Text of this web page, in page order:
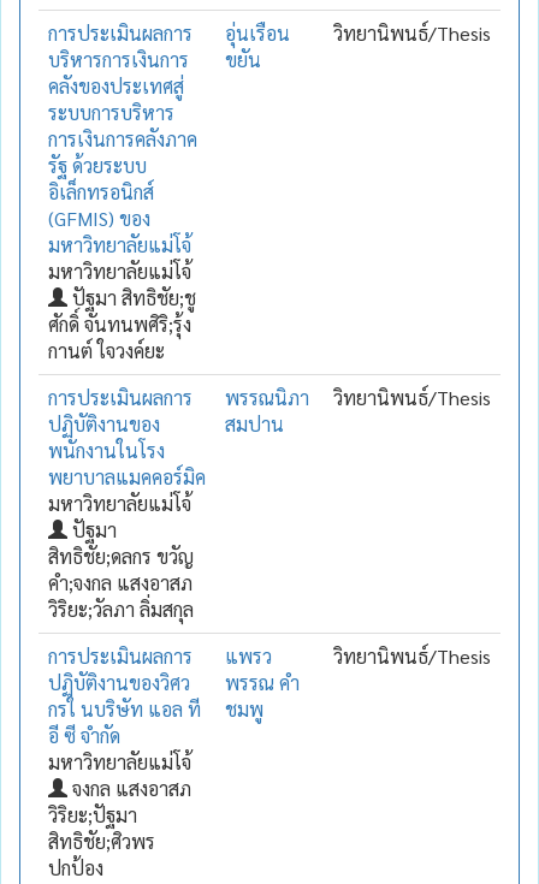
การประเมินผลการ
บริหารการเงินการ
คลังของประเทศสู่
ระบบการบริหาร
การเงินการคลังภาค
รัฐ ด้วยระบบ
อิเล็กทรอนิกส์
(GFMIS) ของ
มหาวิทยาลัยแม่โจ้
มหาวิทยาลัยแม่โจ้
ปัฐมา สิทธิชัย;ชู
ศักดิ์ จันทนพศิริ;รุ้ง
กานต์ ใจวงค์ยะ
อุ่นเรือน
ขยัน
วิทยานิพนธ์/Thesis
การประเมินผลการ
ปฏิบัติงานของ
พนักงานในโรง
พยาบาลแมคคอร์มิค
มหาวิทยาลัยแม่โจ้
ปัฐมา
สิทธิชัย;ดลกร ขวัญ
คำ;จงกล แสงอาสภ
วิริยะ;วัลภา ลิ่มสกุล
พรรณนิภา
สมปาน
วิทยานิพนธ์/Thesis
การประเมินผลการ
ปฏิบัติงานของวิศว
กรใ นบริษัท แอล ที
อี ซี จำกัด
มหาวิทยาลัยแม่โจ้
จงกล แสงอาสภ
วิริยะ;ปัฐมา
สิทธิชัย;ศิวพร
ปกป้อง
แพรว
พรรณ คำ
ชมพู
วิทยานิพนธ์/Thesis